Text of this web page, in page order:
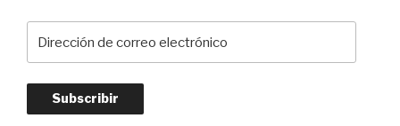
de
electrónico
Subscribir